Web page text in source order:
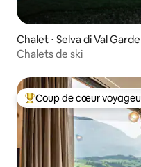
Chalet ⋅ Selva di Val
Chalets de ski
Coups de cœur
Coup de cœur